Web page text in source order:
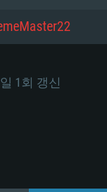
1회 갱신